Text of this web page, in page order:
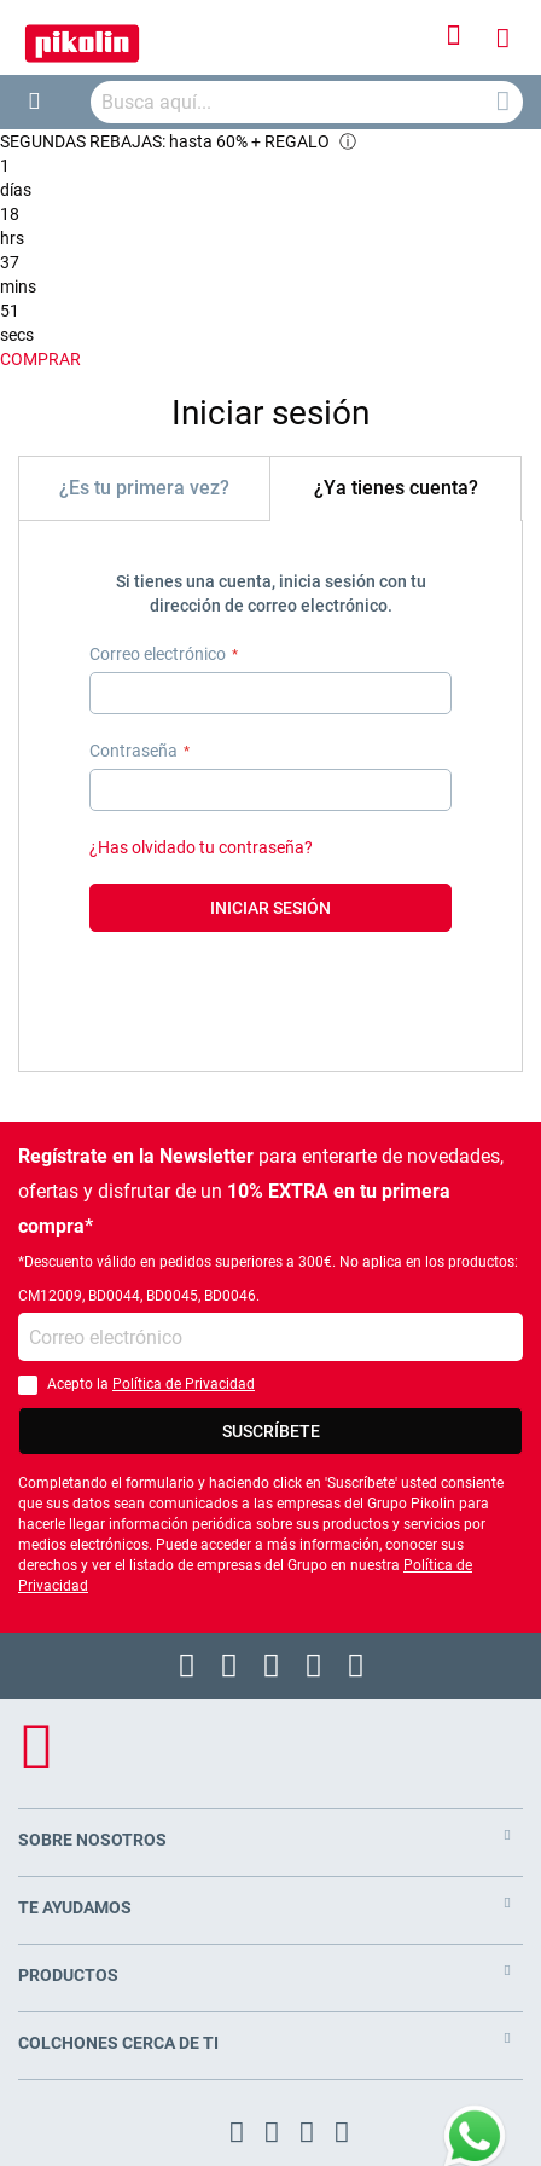
Iniciar
Buscar
SEGUNDAS REBAJAS: hasta 60% + REGALO ⓘ
1
días
18
hrs
37
mins
51
secs
COMPRAR
Iniciar sesión
¿Es tu primera vez? ¿Ya tienes cuenta?
Si tienes una cuenta, inicia sesión con tu
dirección de correo electrónico.
Correo electrónico
Contraseña
¿Has olvidado tu contraseña?
INICIAR SESIÓN
Regístrate en la Newsletter para enterarte de novedades,
ofertas y disfrutar de un 10% EXTRA en tu primera
compra*
*Descuento válido en pedidos superiores a 300€. No aplica en los productos:
CM12009, BD0044, BD0045, BD0046.
Introduce tu e-mail
Debes aceptar la política de privacidad
Acepto la Política de Privacidad
SUSCRÍBETE
Completando el formulario y haciendo click en 'Suscríbete' usted consiente
que sus datos sean comunicados a las empresas del Grupo Pikolin para
hacerle llegar información periódica sobre sus productos y servicios por
medios electrónicos. Puede acceder a más información, conocer sus
derechos y ver el listado de empresas del Grupo en nuestra Política de
Privacidad
SOBRE NOSOTROS
TE AYUDAMOS
PRODUCTOS
COLCHONES CERCA DE TI